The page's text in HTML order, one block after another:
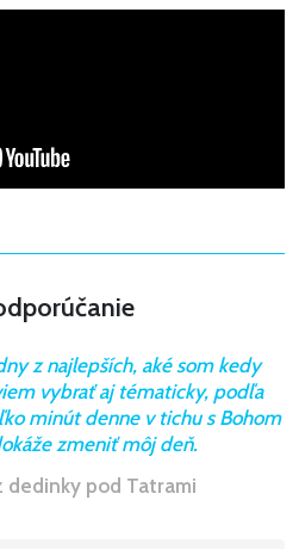
vás povzbudí pri hľadaní Božej
z najlepších, aké som kedy
vybrať aj tématicky, podľa
minút denne v tichu s Bohom
zmeniť môj deň.
dedinky pod Tatrami